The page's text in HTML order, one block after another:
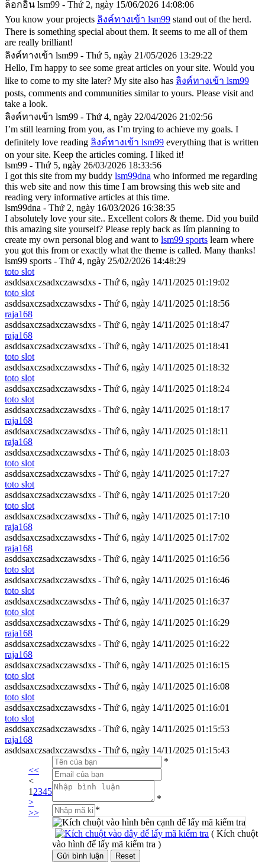
ล็อกอิน lsm99 - Thứ 2, ngày 15/06/2026 14:08:06
You know your projects ลิงค์ทางเข้า lsm99 stand out of the herd.
There is something special about them. It seems to me all of them
are really brilliant!
ลิงค์ทางเข้า lsm99 - Thứ 5, ngày 21/05/2026 13:29:22
Hello, I'm happy to see some great articles on your site. Would you
like to come to my site later? My site also has ลิงค์ทางเข้า lsm99
posts, comments and communities similar to yours. Please visit and
take a look.
ลิงค์ทางเข้า lsm99 - Thứ 4, ngày 22/04/2026 21:02:56
I’m still learning from you, as I’m trying to achieve my goals. I
definitely love reading ลิงค์ทางเข้า lsm99 everything that is written
on your site. Keep the articles coming. I liked it!
lsm99 - Thứ 5, ngày 26/03/2026 18:33:56
I got this site from my buddy lsm99dna who informed me regarding
this web site and now this time I am browsing this web site and
reading very informative articles at this time.
lsm99dna - Thứ 2, ngày 16/03/2026 16:38:35
I absolutely love your site.. Excellent colors & theme. Did you build
this amazing site yourself? Please reply back as Iím planning to
create my own personal blog and want to lsm99 sports learn where
you got this from or exactly what the theme is called. Many thanks!
lsm99 sports - Thứ 4, ngày 25/02/2026 14:48:29
toto slot
asddsaxczsadxczawsdxs - Thứ 6, ngày 14/11/2025 01:19:02
toto slot
asddsaxczsadxczawsdxs - Thứ 6, ngày 14/11/2025 01:18:56
raja168
asddsaxczsadxczawsdxs - Thứ 6, ngày 14/11/2025 01:18:47
raja168
asddsaxczsadxczawsdxs - Thứ 6, ngày 14/11/2025 01:18:41
toto slot
asddsaxczsadxczawsdxs - Thứ 6, ngày 14/11/2025 01:18:32
toto slot
asddsaxczsadxczawsdxs - Thứ 6, ngày 14/11/2025 01:18:24
toto slot
asddsaxczsadxczawsdxs - Thứ 6, ngày 14/11/2025 01:18:17
raja168
asddsaxczsadxczawsdxs - Thứ 6, ngày 14/11/2025 01:18:11
raja168
asddsaxczsadxczawsdxs - Thứ 6, ngày 14/11/2025 01:18:03
toto slot
asddsaxczsadxczawsdxs - Thứ 6, ngày 14/11/2025 01:17:27
toto slot
asddsaxczsadxczawsdxs - Thứ 6, ngày 14/11/2025 01:17:20
toto slot
asddsaxczsadxczawsdxs - Thứ 6, ngày 14/11/2025 01:17:10
raja168
asddsaxczsadxczawsdxs - Thứ 6, ngày 14/11/2025 01:17:02
raja168
asddsaxczsadxczawsdxs - Thứ 6, ngày 14/11/2025 01:16:56
toto slot
asddsaxczsadxczawsdxs - Thứ 6, ngày 14/11/2025 01:16:46
toto slot
asddsaxczsadxczawsdxs - Thứ 6, ngày 14/11/2025 01:16:37
toto slot
asddsaxczsadxczawsdxs - Thứ 6, ngày 14/11/2025 01:16:29
raja168
asddsaxczsadxczawsdxs - Thứ 6, ngày 14/11/2025 01:16:22
raja168
asddsaxczsadxczawsdxs - Thứ 6, ngày 14/11/2025 01:16:15
toto slot
asddsaxczsadxczawsdxs - Thứ 6, ngày 14/11/2025 01:16:08
toto slot
asddsaxczsadxczawsdxs - Thứ 6, ngày 14/11/2025 01:16:01
toto slot
asddsaxczsadxczawsdxs - Thứ 6, ngày 14/11/2025 01:15:53
raja168
asddsaxczsadxczawsdxs - Thứ 6, ngày 14/11/2025 01:15:43
<<
<
1 2345
>
>>
*
*
*
( Kích chuột
vào hình để lấy mã kiểm tra )